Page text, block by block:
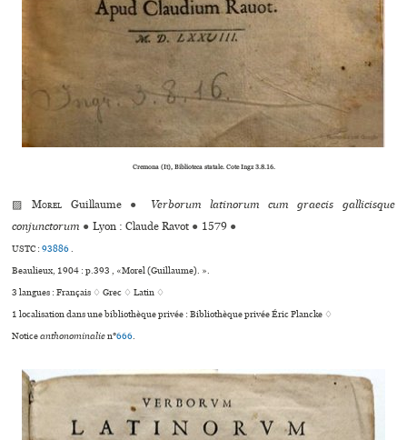
Cremona (It), Biblioteca sta­tale. Cote Ingz 3.8.16.
▨Morel Guillaume ●
Verborum latinorum cum graecis gallicisque
conjunctorum ● Lyon : Claude Ravot ● 1579 ●
USTC :93886.
Beaulieux, 1904 : p.393 , «Morel (Guillaume). ».
3 langues :Français ♢Grec ♢Latin ♢
1 localisation dans une bibliothèque privée : Bibliothèque privée Éric Plancke ♢
Noticeanthonominalien°666.